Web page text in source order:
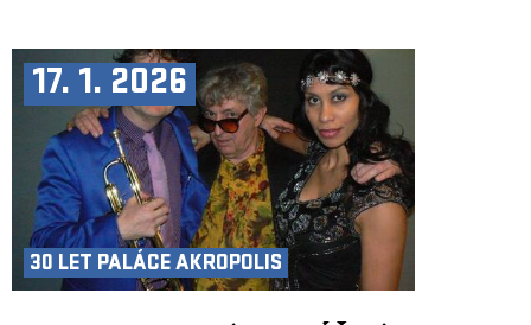
17. 1. 2026
30 LET PALÁCE AKROPOLIS